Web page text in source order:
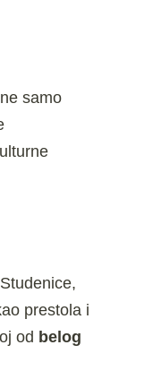
samo
prestola i
od belog